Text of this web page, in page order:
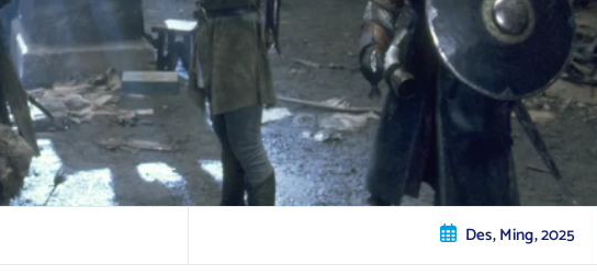
Des, Ming, 2025